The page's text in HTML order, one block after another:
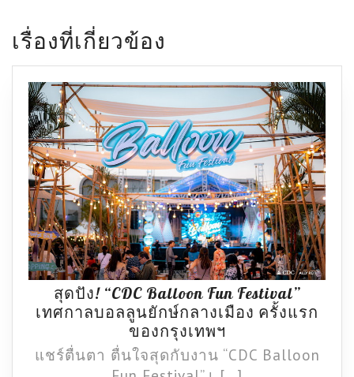
เรื่องที่เกี่ยวข้อง
สุดปัง! “CDC Balloon Fun Festival”
เทศกาลบอลลูนยักษ์กลางเมือง ครั้งแรก
ของกรุงเทพฯ
ปัง!
“CDC
แชร์ตื่นตา ตื่นใจสุดกับงาน “CDC Balloon